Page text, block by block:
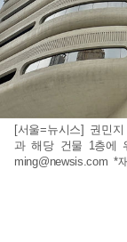
[서울=뉴시스] 권민
과 해당 건물 1층에
ming@newsis.com *